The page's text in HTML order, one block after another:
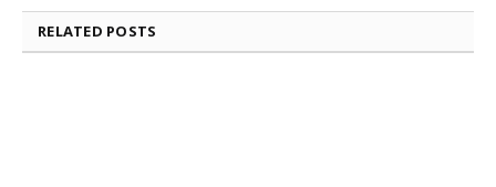
RELATED POSTS